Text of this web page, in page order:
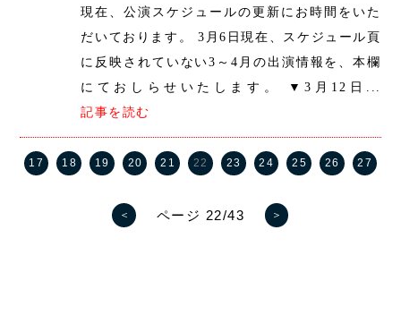
現在、公演スケジュールの更新にお時間をいた
だいております。 3月6日現在、スケジュール頁
に反映されていない3～4月の出演情報を、本欄
にておしらせいたします。 ▼3月12日...
記事を読む
17 18 19 20 21 22 23 24 25 26 27
＜ ページ 22/43 ＞